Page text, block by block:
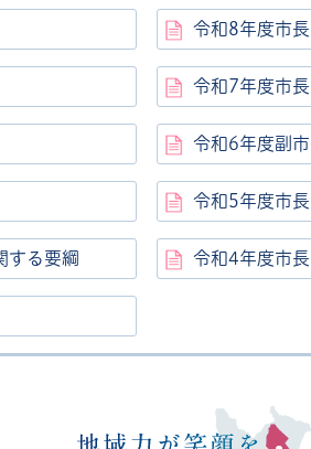
令和8年度市
令和7年度市
令和6年度副
令和5年度市
する要綱 令和4年度市